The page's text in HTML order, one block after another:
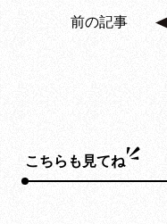
前の記事
こちらも見てね